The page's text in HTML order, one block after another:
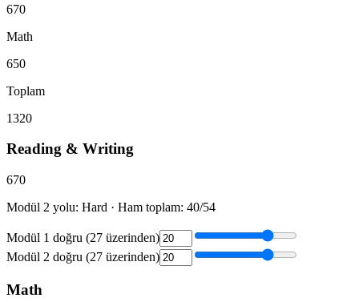
670
Math
650
Toplam
1320
Reading & Writing
670
Modül 2 yolu: Hard · Ham toplam: 40/54
Modül 1 doğru (27 üzerinden)
Modül 2 doğru (27 üzerinden)
Math